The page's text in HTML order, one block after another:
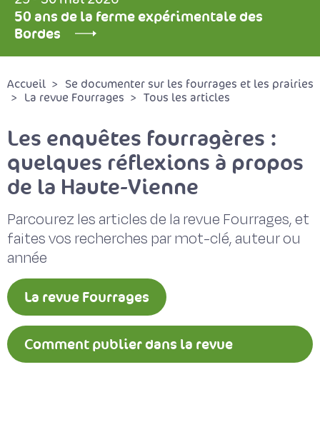
50 ans de la ferme expérimentale des
Bordes
Accueil
Se documenter sur les fourrages et les prairies
La revue Fourrages
Tous les articles
Les enquêtes fourragères :
quelques réflexions à propos
de la Haute-Vienne
Parcourez les articles de la revue Fourrages, et
faites vos recherches par mot-clé, auteur ou
année
La revue Fourrages
Comment publier dans la revue